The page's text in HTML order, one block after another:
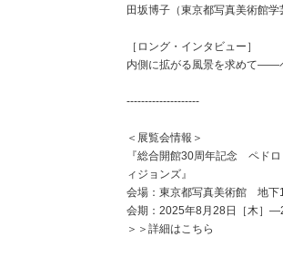
田坂博子（東京都写真美術館学
［ロング・インタビュー］
内側に拡がる風景を求めて——
--------------------
＜展覧会情報＞
『総合開館30周年記念 ペド
ィジョンズ』
会場：東京都写真美術館 地下
会期：2025年8月28日［木］
＞＞詳細はこちら